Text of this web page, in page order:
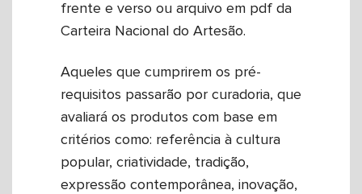
frente e verso ou arquivo em pdf da
Carteira Nacional do Artesão.
Aqueles que cumprirem os pré-
requisitos passarão por curadoria, que
avaliará os produtos com base em
critérios como: referência à cultura
popular, criatividade, tradição,
expressão contemporânea, inovação,